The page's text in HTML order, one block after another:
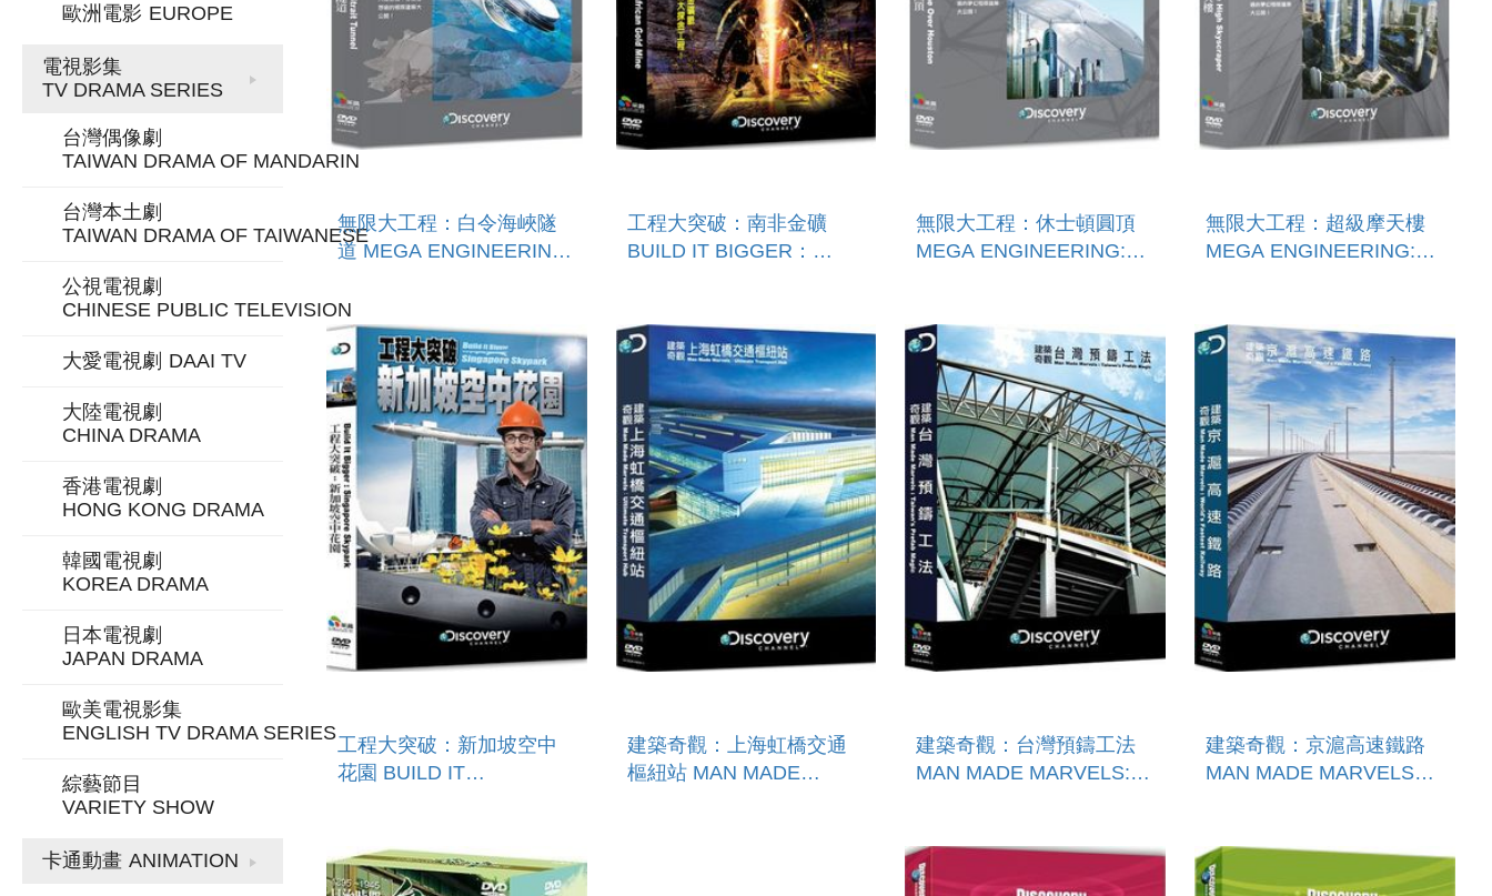
歐洲電影 EUROPE
電視影集
TV DRAMA SERIES
台灣偶像劇
TAIWAN DRAMA OF MANDARIN
台灣本土劇
TAIWAN DRAMA OF TAIWANESE
公視電視劇
CHINESE PUBLIC TELEVISION
大愛電視劇 DAAI TV
大陸電視劇
CHINA DRAMA
香港電視劇
HONG KONG DRAMA
韓國電視劇
KOREA DRAMA
日本電視劇
JAPAN DRAMA
歐美電視影集
ENGLISH TV DRAMA SERIES
綜藝節目
VARIETY SHOW
卡通動畫 ANIMATION
無限大工程：白令海峽隧
道 MEGA ENGINEERING:
TUNNEL
工程大突破：南非金礦
BUILD IT BIGGER：
無限大工程：休士頓圓頂
MEGA ENGINEERING:
無限大工程：超級摩天樓
MEGA ENGINEERING:
工程大突破：新加坡空中
花園 BUILD IT
建築奇觀：上海虹橋交通
樞紐站 MAN MADE
建築奇觀：台灣預鑄工法
MAN MADE MARVELS:
建築奇觀：京滬高速鐵路
MAN MADE MARVELS：